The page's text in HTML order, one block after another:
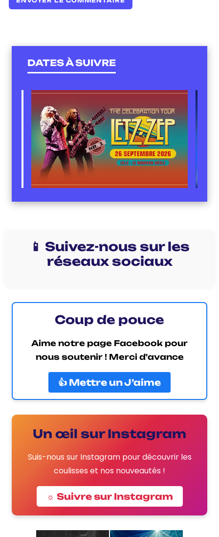
DATES À SUIVRE
📱 Suivez-nous sur les
réseaux sociaux
Coup de pouce
Aime notre page Facebook pour
nous soutenir ! Merci d'avance
👍 Mettre un J’aime
Un œil sur Instagram
Suis-nous sur Instagram pour découvrir les
coulisses et nos nouveautés !
☼ Suivre sur Instagram